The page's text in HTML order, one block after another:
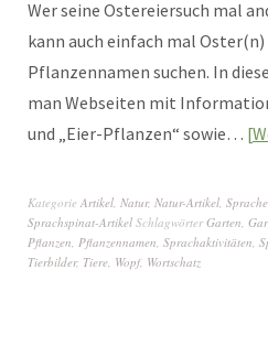
Wer seine Ostereiersuch mal
kann auch einfach mal
Pflanzennamen suchen. In
man Webseiten mit
und „Eier-Pflanzen“ sowie…
Kategorie Artikel Natur, Natur-Artikel Sprache
Sprachspinat-Artikel SchlagwörterGarten
Pflanzen Pflanzennamen Sprachaktivitäten
Tierbilder, Tiere Wopf, Wortschatz